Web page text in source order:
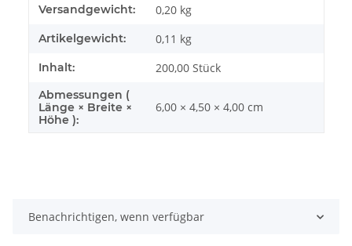
Produkteigenschaft
Wert
Versandgewicht: 0,20 kg
Artikelgewicht: 0,11 kg
Inhalt: 200,00 Stück
Abmessungen (
Länge × Breite ×
Höhe ):
6,00 × 4,50 × 4,00 cm
Benachrichtigen, wenn verfügbar